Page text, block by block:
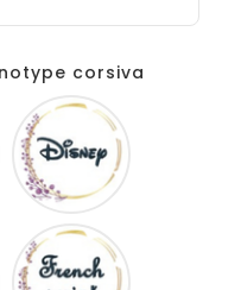
corsiva
Amarillo
French
script